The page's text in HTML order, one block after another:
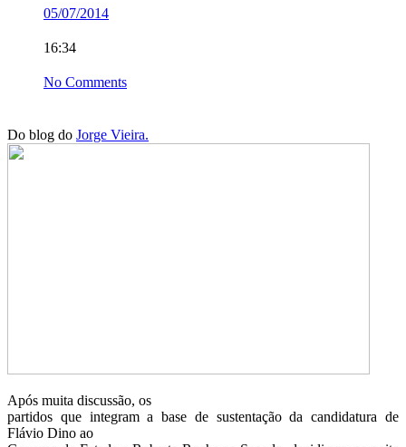
05/07/2014
16:34
No Comments
Do blog do Jorge Vieira.
Após muita discussão, os
partidos que integram a base de sustentação da candidatura de
Flávio Dino ao